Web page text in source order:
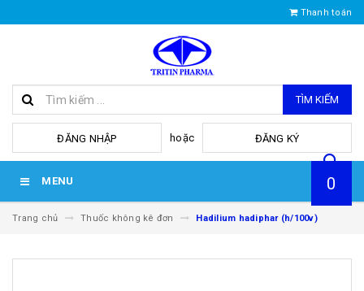
Thanh toán
TÌM KIẾM
ĐĂNG NHẬP hoặc ĐĂNG KÝ
MENU 0
Trang chủ Thuốc không kê đơn Hadilium hadiphar (h/100v)